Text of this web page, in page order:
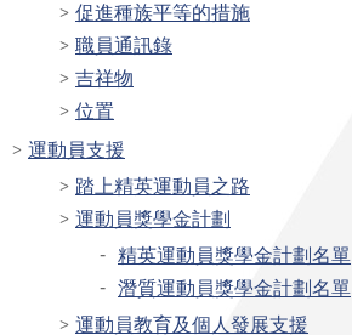
促進種族平等的措施
職員通訊錄
吉祥物
位置
運動員支援
踏上精英運動員之路
運動員獎學金計劃
精英運動員獎學金計劃名單
潛質運動員獎學金計劃名單
運動員教育及個人發展支援